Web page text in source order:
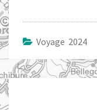
Voyage 2024
Navigation
d'article